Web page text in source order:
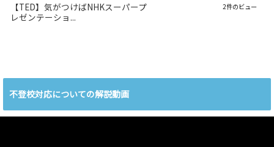
【TED】気がつけばNHKスーパープ
レゼンテーショ...
2件のビュー
不登校対応についての解説動画